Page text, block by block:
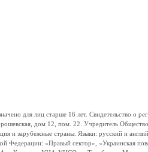
для лиц старше 16 лет. Свидетельство о
дом 12, пом. 22. Учредитель
и зарубежные страны. Языки: русский и
Федерации: «Правый сектор»,